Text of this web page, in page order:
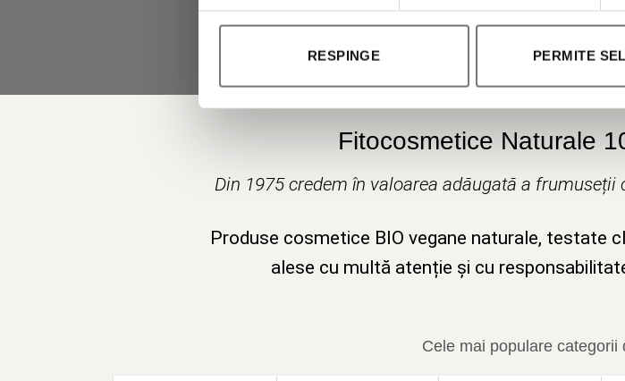
RESPINGE PERMITE
Fitocosmetice Naturale
Din 1975 credem în valoarea adăugată a frumuseții
Produse cosmetice BIO vegane naturale, testate
alese cu multă atenție și cu
Cele mai populare categorii